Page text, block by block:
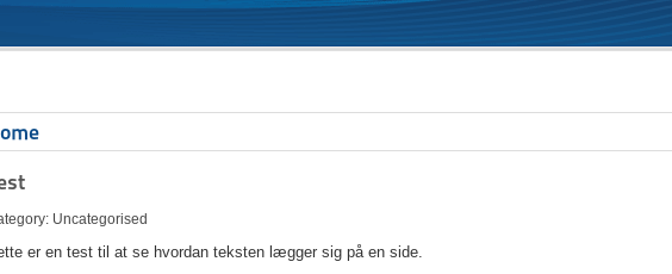
Uncategorised
er en test til at se hvordan teksten lægger sig på en side.